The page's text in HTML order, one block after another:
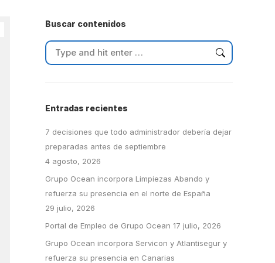
Buscar contenidos
Search:
Entradas recientes
7 decisiones que todo administrador debería dejar
preparadas antes de septiembre
4 agosto, 2026
Grupo Ocean incorpora Limpiezas Abando y
refuerza su presencia en el norte de España
29 julio, 2026
Portal de Empleo de Grupo Ocean 17 julio, 2026
Grupo Ocean incorpora Servicon y Atlantisegur y
refuerza su presencia en Canarias